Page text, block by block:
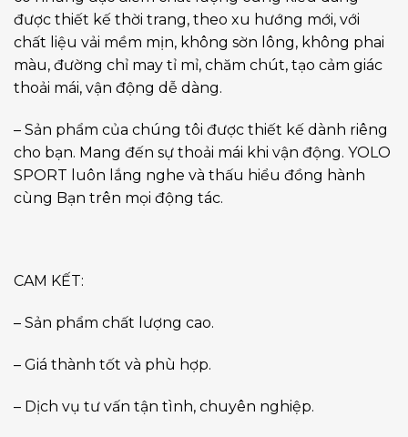
được thiết kế thời trang, theo xu hướng mới, với
chất liệu vải mềm mịn, không sờn lông, không phai
màu, đường chỉ may tỉ mỉ, chăm chút, tạo cảm giác
thoải mái, vận động dễ dàng.
– Sản phẩm của chúng tôi được thiết kế dành riêng
cho bạn. Mang đến sự thoải mái khi vận động. YOLO
SPORT luôn lắng nghe và thấu hiểu đồng hành
cùng Bạn trên mọi động tác.
CAM KẾT:
– Sản phẩm chất lượng cao.
– Giá thành tốt và phù hợp.
– Dịch vụ tư vấn tận tình, chuyên nghiệp.